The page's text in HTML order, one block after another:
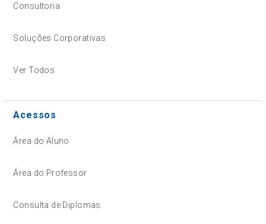
Consultoria
Soluções Corporativas
Ver Todos
Acessos
Área do Aluno
Área do Professor
Consulta de Diplomas